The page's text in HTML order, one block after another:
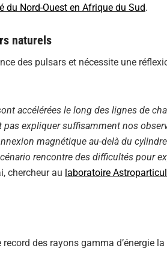
du Nord-Ouest en Afrique du Sud.
naturels
des pulsars et nécessite une
accélérées le long des lignes de
pas expliquer suffisamment nos
magnétique au-delà du
rencontre des difficultés pour
chercheur au laboratoire
des rayons gamma d’énergie